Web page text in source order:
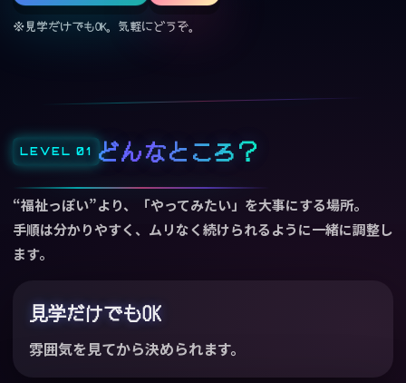
※見学だけでもOK。気軽にどうぞ。
どんなところ？
“福祉っぽい”より、 「やってみたい」 を大事にする場所。
手順は分かりやすく、ムリなく続けられるように一緒に調整し
ます。
見学だけでもOK
雰囲気を見てから決められます。